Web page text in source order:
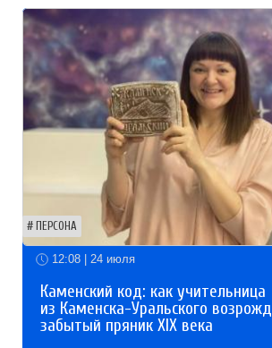
ПЕРСОНА
12:08 | 24 июля
Каменский код: как учительница
из Каменска-Уральского
забытый пряник XIX века